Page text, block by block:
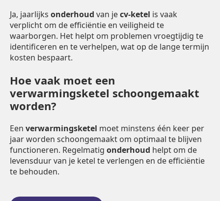
Ja, jaarlijks onderhoud van jecv-ketel is vaak
verplicht om de efficiëntie en veiligheid te
waarborgen. Het helpt om problemen vroegtijdig te
identificeren en te verhelpen, wat op de lange termijn
kosten bespaart.
Hoe vaak moet een
verwarmingsketel schoongemaakt
worden?
Een verwarmingsketel moet minstens één keer per
jaar worden schoongemaakt om optimaal te blijven
functioneren. Regelmatig onderhoud helpt om de
levensduur van je ketel te verlengen en de efficiëntie
te behouden.